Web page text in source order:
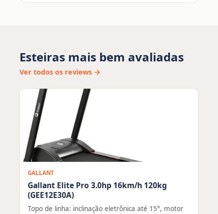
Esteiras mais bem avaliadas
Ver todos os reviews →
GALLANT
Gallant Elite Pro 3.0hp 16km/h 120kg
(GEE12E30A)
Topo de linha: inclinação eletrônica até 15°, motor